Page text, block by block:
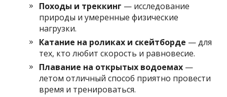
Походы и треккинг — исследование
природы и умеренные физические
нагрузки.
Катание на роликах и скейтборде — для
тех, кто любит скорость и равновесие.
Плавание на открытых водоемах —
летом отличный способ приятно провести
время и тренироваться.